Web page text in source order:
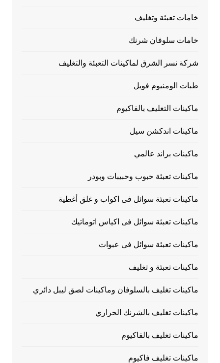
خامات تعبئة وتغليف
خامات سلوفان شرنك
شركة نسر الشرق لماكينات التعبئة والتغليف
طبات الومنيوم فويل
ماكينات التغليف بالفاكيوم
ماكينات اندكشن سيل
ماكينات براند عالمي
ماكينات تعبئة حبوب وحبيبات وبودر
ماكينات تعبئة سوائل فى اكواب و غلق أغطية
ماكينات تعبئة سوائل فى اكياس اتوماتيك
ماكينات تعبئة سوائل فى عبوات
ماكينات تعبئة و تغليف
ماكينات تغليف بالسلوفان وماكينات لصق ليبل دائري
ماكينات تغليف بالشرنك الحراري
ماكينات تغليف بالفاكيوم
ماكينات تغليف فاكيوم